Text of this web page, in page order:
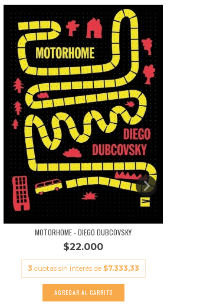
MOTORHOME - DIEGO DUBCOVSKY
$22.000
3 cuotas sin interés de $7.333,33